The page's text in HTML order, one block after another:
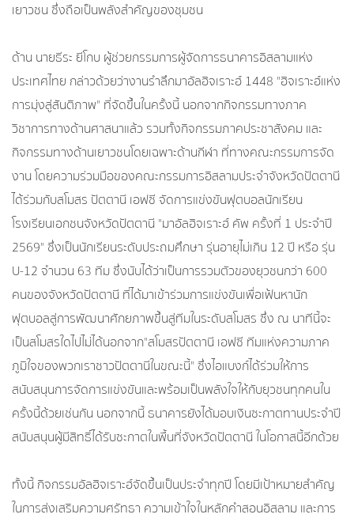
เยาวชน ซึ่งถือเป็นพลังสำคัญของชุมชน
ด้าน นายธีระ ยีโกบ ผู้ช่วยกรรมการผู้จัดการธนาคารอิสลามแห่ง
ประเทศไทย กล่าวด้วยว่างานรำลึกมาอัลฮิจเราะฮ์ 1448 "ฮิจเราะฮ์แห่ง
การมุ่งสู่สันติภาพ" ที่จัดขึ้นในครั้งนี้ นอกจากกิจกรรมทางภาค
วิชาการทางด้านศาสนาแล้ว รวมทั้งกิจกรรมภาคประชาสังคม และ
กิจกรรมทางด้านเยาวชนโดยเฉพาะด้านกีฬา ที่ทางคณะกรรมการจัด
งาน โดยความร่วมมือของคณะกรรมการอิสลามประจำจังหวัดปัตตานี
ได้ร่วมกับสโมสร ปัตตานี เอฟซี จัดการแข่งขันฟุตบอลนักเรียน
โรงเรียนเอกชนจังหวัดปัตตานี "มาอัลฮิจเราะฮ์ คัพ ครั้งที่ 1 ประจำปี
2569" ซึ่งเป็นนักเรียนระดับประถมศึกษา รุ่นอายุไม่เกิน 12 ปี หรือ รุ่น
U-12 จำนวน 63 ทีม ซึ่งนับได้ว่าเป็นการรวมตัวของยุวชนกว่า 600
คนของจังหวัดปัตตานี ที่ได้มาเข้าร่วมการแข่งขันเพื่อเฟ้นหานัก
ฟุตบอลสู่การพัฒนาศักยภาพขึ้นสู่ทีมในระดับสโมสร ซึ่ง ณ นาทีนี้จะ
เป็นสโมสรใดไปไม่ได้นอกจาก"สโมสรปัตตานี เอฟซี ทีมแห่งความภาค
ภูมิใจของพวกเราชาวปัตตานีในขณะนี้" ซึ่งไอแบงก์ได้ร่วมให้การ
สนับสนุนการจัดการแข่งขันและพร้อมเป็นพลังใจให้กับยุวชนทุกคนใน
ครั้งนี้ด้วยเช่นกัน นอกจากนี้ ธนาคารยังได้มอบเงินซะกาตทานประจำปี
สนับสนุนผู้มีสิทธิ์ได้รับซะกาตในพื้นที่จังหวัดปัตตานี ในโอกาสนี้อีกด้วย
ทั้งนี้ กิจกรรมอัลฮิจเราะฮ์จัดขึ้นเป็นประจำทุกปี โดยมีเป้าหมายสำคัญ
ในการส่งเสริมความศรัทธา ความเข้าใจในหลักคำสอนอิสลาม และการ